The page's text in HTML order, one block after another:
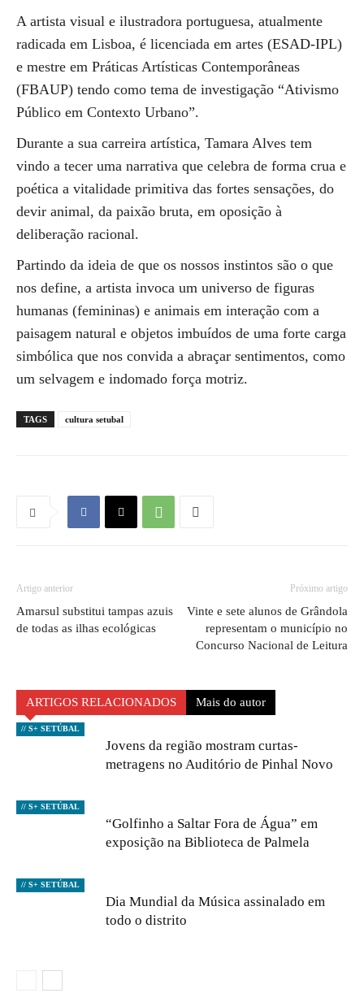
A artista visual e ilustradora portuguesa, atualmente
radicada em Lisboa, é licenciada em artes (ESAD-IPL)
e mestre em Práticas Artísticas Contemporâneas
(FBAUP) tendo como tema de investigação “Ativismo
Público em Contexto Urbano”.
Durante a sua carreira artística, Tamara Alves tem
vindo a tecer uma narrativa que celebra de forma crua e
poética a vitalidade primitiva das fortes sensações, do
devir animal, da paixão bruta, em oposição à
deliberação racional.
Partindo da ideia de que os nossos instintos são o que
nos define, a artista invoca um universo de figuras
humanas (femininas) e animais em interação com a
paisagem natural e objetos imbuídos de uma forte carga
simbólica que nos convida a abraçar sentimentos, como
um selvagem e indomado força motriz.
TAGS cultura setubal
Artigo anterior
Amarsul substitui tampas azuis
de todas as ilhas ecológicas
Próximo artigo
Vinte e sete alunos de Grândola
representam o município no
Concurso Nacional de Leitura
ARTIGOS RELACIONADOS Mais do autor
// S+ SETÚBAL
Jovens da região mostram curtas-
metragens no Auditório de Pinhal Novo
// S+ SETÚBAL
“Golfinho a Saltar Fora de Água” em
exposição na Biblioteca de Palmela
// S+ SETÚBAL
Dia Mundial da Música assinalado em
todo o distrito